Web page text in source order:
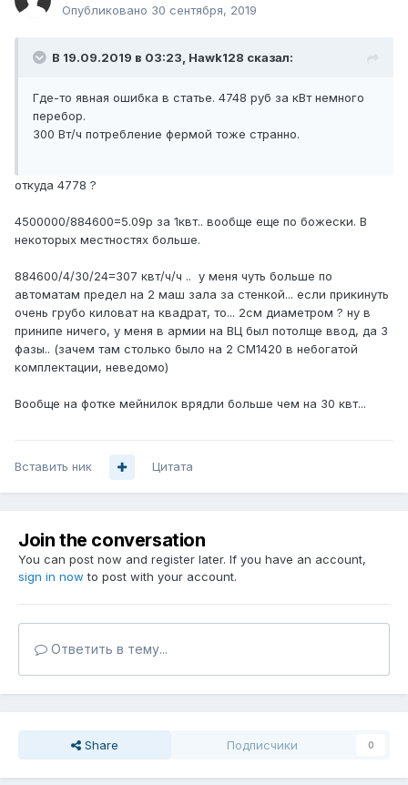
Опубликовано 30 сентября, 2019
В 19.09.2019 в 03:23, Hawk128 сказал:
Где-то явная ошибка в статье. 4748 руб за кВт немного
перебор.
300 Вт/ч потребление фермой тоже странно.
откуда 4778 ?
4500000/884600=5.09р за 1квт.. вообще еще по божески. В
некоторых местностях больше.
884600/4/30/24=307 квт/ч/ч .. у меня чуть больше по
автоматам предел на 2 маш зала за стенкой... если прикинуть
очень грубо киловат на квадрат, то... 2см диаметром ? ну в
принипе ничего, у меня в армии на ВЦ был потолще ввод, да 3
фазы.. (зачем там столько было на 2 СМ1420 в небогатой
комплектации, неведомо)
Вообще на фотке мейнилок врядли больше чем на 30 квт...
Вставить ник Цитата
Join the conversation
You can post now and register later. If you have an account,
sign in now to post with your account.
Ответить в тему...
Share Подписчики 0